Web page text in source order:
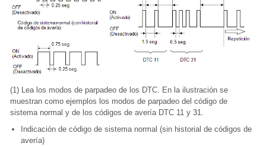
(1) Lea los modos de parpadeo de los DTC. En la ilustración se
muestran como ejemplos los modos de parpadeo del código de
sistema normal y de los códigos de avería DTC 11 y 31.
Indicación de código de sistema normal (sin historial de códigos de
avería)